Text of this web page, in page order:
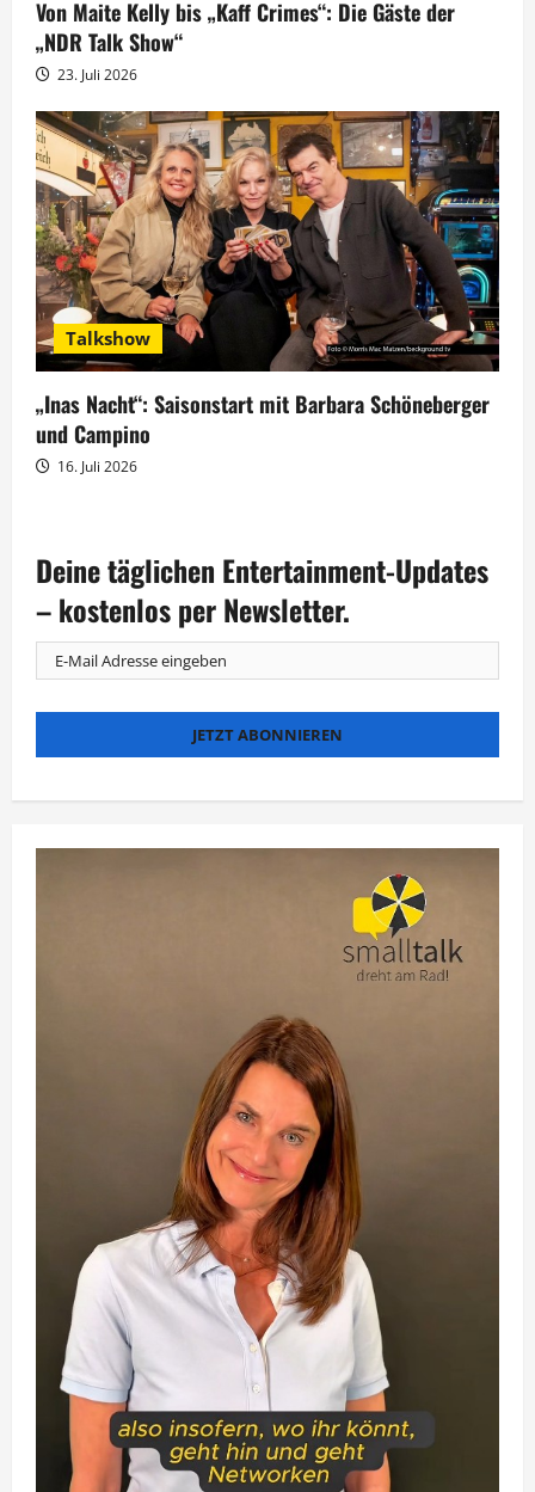
Von Maite Kelly bis „Kaff Crimes“: Die Gäste der
„NDR Talk Show“
23. Juli 2026
Talkshow
„Inas Nacht“: Saisonstart mit Barbara Schöneberger
und Campino
16. Juli 2026
Deine täglichen Entertainment-Updates
– kostenlos per Newsletter.